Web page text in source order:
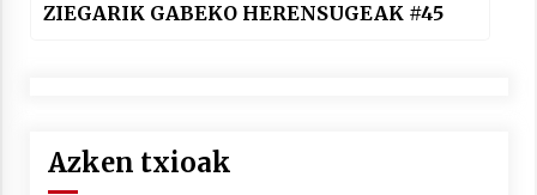
ZIEGARIK GABEKO HERENSUGEAK #45
Azken txioak